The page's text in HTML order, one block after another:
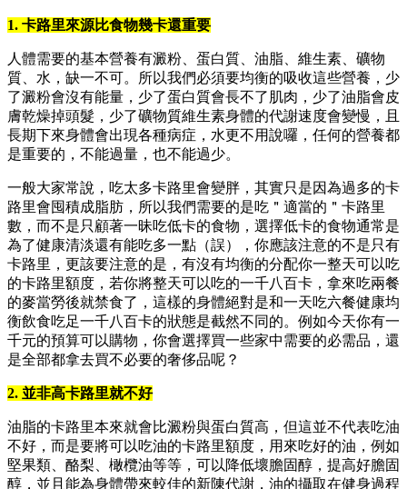
1. 卡路里來源比食物幾卡還重要
人體需要的基本營養有澱粉、蛋白質、油脂、維生素、礦物
質、水，缺一不可。所以我們必須要均衡的吸收這些營養，少
了澱粉會沒有能量，少了蛋白質會長不了肌肉，少了油脂會皮
膚乾燥掉頭髮，少了礦物質維生素身體的代謝速度會變慢，且
長期下來身體會出現各種病症，水更不用說囉，任何的營養都
是重要的，不能過量，也不能過少。
一般大家常說，吃太多卡路里會變胖，其實只是因為過多的卡
路里會囤積成脂肪，所以我們需要的是吃＂適當的＂卡路里
數，而不是只顧著一昧吃低卡的食物，選擇低卡的食物通常是
為了健康清淡還有能吃多一點（誤），你應該注意的不是只有
卡路里，更該要注意的是，有沒有均衡的分配你一整天可以吃
的卡路里額度，若你將整天可以吃的一千八百卡，拿來吃兩餐
的麥當勞後就禁食了，這樣的身體絕對是和一天吃六餐健康均
衡飲食吃足一千八百卡的狀態是截然不同的。例如今天你有一
千元的預算可以購物，你會選擇買一些家中需要的必需品，還
是全部都拿去買不必要的奢侈品呢？
2. 並非高卡路里就不好
油脂的卡路里本來就會比澱粉與蛋白質高，但這並不代表吃油
不好，而是要將可以吃油的卡路里額度，用來吃好的油，例如
堅果類、酪梨、橄欖油等等，可以降低壞膽固醇，提高好膽固
醇，並且能為身體帶來較佳的新陳代謝，油的攝取在健身過程